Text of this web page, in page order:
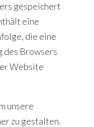
gespeichert
eine
die eine
Browsers
Website
unsere
zu gestalten.